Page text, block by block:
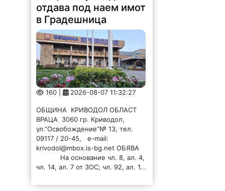
отдава под наем имот
в Градешница
160 | 2026-08-07 11:32:27
ОБЩИНА КРИВОДОЛ ОБЛАСТ
ВРАЦА 3060 гр. Криводол,
ул.”Освобождение”№ 13, тел.
09117 / 20-45, e-mail:
krivodol@mbox.is-bg.net ОБЯВА
На основание чл. 8, ал. 4,
чл. 14, ал. 7 от ЗОС; чл. 92, ал. 1...